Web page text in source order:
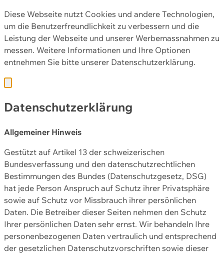
Diese Webseite nutzt Cookies und andere Technologien,
um die Benutzerfreundlichkeit zu verbessern und die
Leistung der Webseite und unserer Werbemassnahmen zu
messen. Weitere Informationen und Ihre Optionen
entnehmen Sie bitte unserer Datenschutzerklärung.
Datenschutzerklärung
Allgemeiner Hinweis
Gestützt auf Artikel 13 der schweizerischen
Bundesverfassung und den datenschutzrechtlichen
Bestimmungen des Bundes (Datenschutzgesetz, DSG)
hat jede Person Anspruch auf Schutz ihrer Privatsphäre
sowie auf Schutz vor Missbrauch ihrer persönlichen
Daten. Die Betreiber dieser Seiten nehmen den Schutz
Ihrer persönlichen Daten sehr ernst. Wir behandeln Ihre
personenbezogenen Daten vertraulich und entsprechend
der gesetzlichen Datenschutzvorschriften sowie dieser